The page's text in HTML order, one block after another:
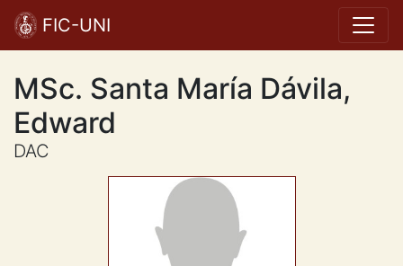
FIC-UNI
MSc. Santa María Dávila,
Edward
DAC